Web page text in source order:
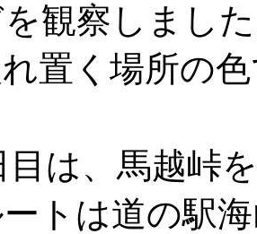
観察しまし
置く場所の
、馬越峠を
トは道の駅